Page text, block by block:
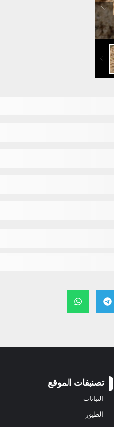
تصنيفات الموقع
النباتات
الطيور